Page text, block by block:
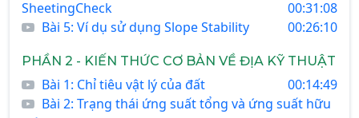
SheetingCheck
00:31:08
Bài 5: Ví dụ sử dụng Slope Stability
00:26:10
PHẦN 2 - KIẾN THỨC CƠ BẢN VỀ ĐỊA KỸ THUẬT
Bài 1: Chỉ tiêu vật lý của đất
00:14:49
Bài 2: Trạng thái ứng suất tổng và ứng suất hữu